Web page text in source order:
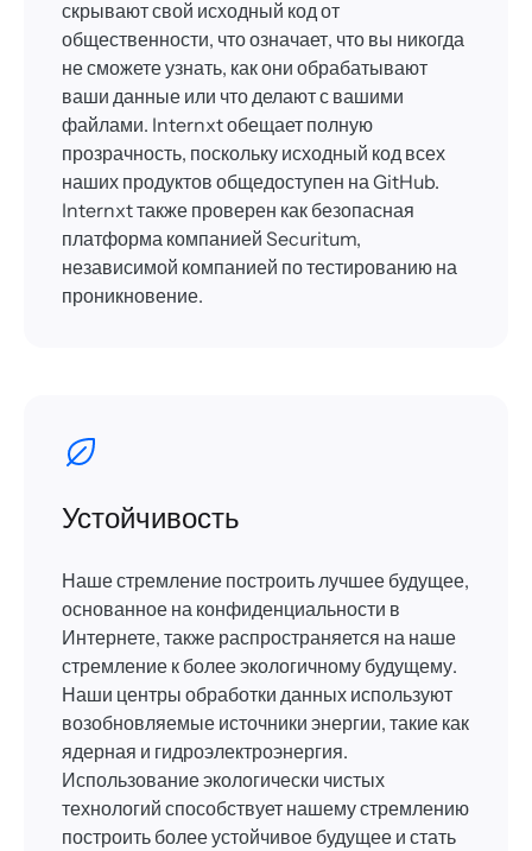
скрывают свой исходный код от
общественности, что означает, что вы никогда
не сможете узнать, как они обрабатывают
ваши данные или что делают с вашими
файлами. Internxt обещает полную
прозрачность, поскольку исходный код всех
наших продуктов общедоступен на GitHub.
Internxt также проверен как безопасная
платформа компанией Securitum,
независимой компанией по тестированию на
проникновение.
Устойчивость
Наше стремление построить лучшее будущее,
основанное на конфиденциальности в
Интернете, также распространяется на наше
стремление к более экологичному будущему.
Наши центры обработки данных используют
возобновляемые источники энергии, такие как
ядерная и гидроэлектроэнергия.
Использование экологически чистых
технологий способствует нашему стремлению
построить более устойчивое будущее и стать